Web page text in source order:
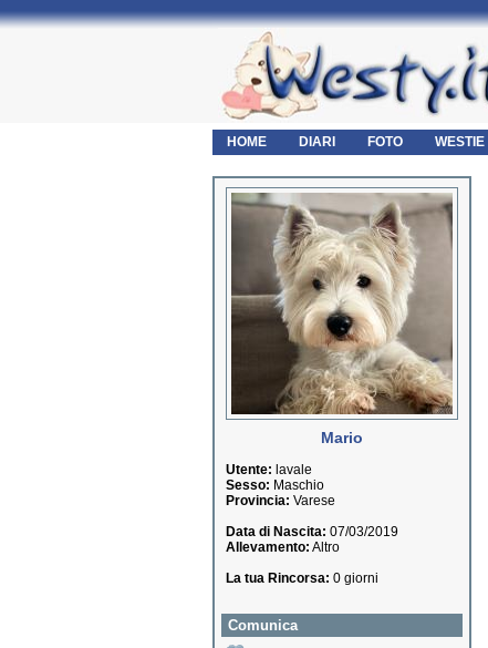
HOME DIARI FOTO WESTIE
Mario
Utente: lavale
Sesso: Maschio
Provincia: Varese
Data di Nascita: 07/03/2019
Allevamento: Altro
La tua Rincorsa: 0 giorni
Comunica